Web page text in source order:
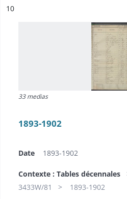
n°
10
33 medias
1893-1902
Date 1893-1902
Contexte : Tables décennales
3433W/81
1893-1902